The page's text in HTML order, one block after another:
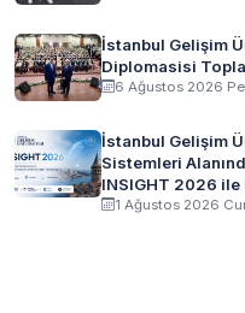
İstanbul Gelişim
Diplomasisi
6 Ağustos 2026
İstanbul Gelişim
Sistemleri
INSIGHT 2026
1 Ağustos 2026